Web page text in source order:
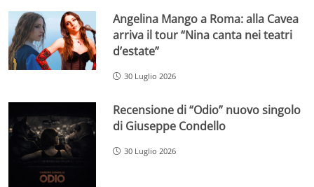
Angelina Mango a Roma: alla Cavea
arriva il tour “Nina canta nei teatri
d’estate”
30 Luglio 2026
Recensione di “Odio” nuovo singolo
di Giuseppe Condello
30 Luglio 2026